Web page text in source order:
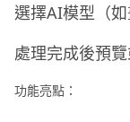
選擇AI模型（
處理完成後預
功能亮點：